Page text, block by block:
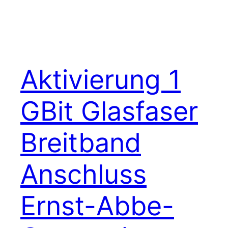
Aktivierung 1
GBit Glasfaser
Breitband
Anschluss
Ernst-Abbe-